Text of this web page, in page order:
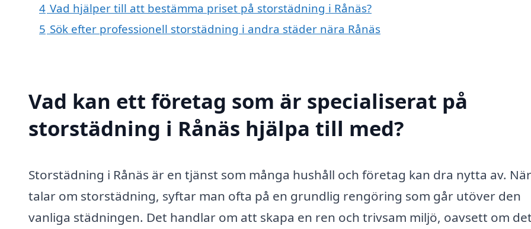
4 Vad hjälper till att bestämma priset på storstädning i Rånäs?
5 Sök efter professionell storstädning i andra städer nära Rånäs
Vad kan ett företag som är specialiserat på
storstädning i Rånäs hjälpa till med?
Storstädning i Rånäs är en tjänst som många hushåll och företag kan dra nytta av.
talar om storstädning, syftar man ofta på en grundlig rengöring som går utöver den
vanliga städningen. Det handlar om att skapa en ren och trivsam miljö, oavsett om